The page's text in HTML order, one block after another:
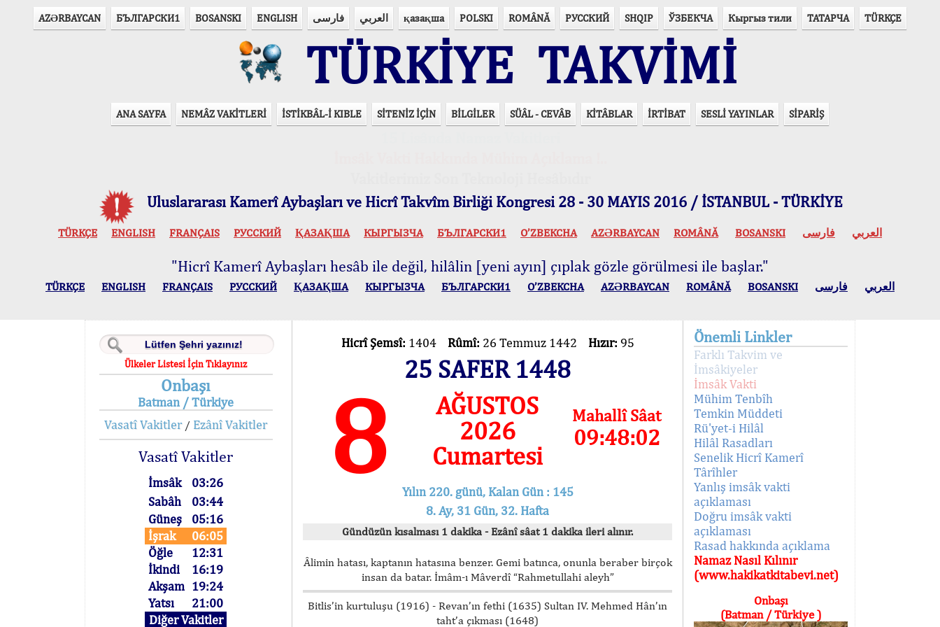
AZӘRBAYCAN БЪЛГАРСКИ1 BOSANSKI ENGLISH فارسی العربي қазақша POLSKI ROMÂNĂ РУССКИЙ SHQIP ЎЗБЕКЧА Кыргыз тили ТАТАРЧА TÜRKÇE
TÜRKİYE TAKVİMİ
ANA SAYFA NEMÂZ VAKİTLERİ İSTİKBÂL-İ KIBLE SİTENİZ İÇİN BİLGİLER SÜÂL - CEVÂB KİTÂBLAR İRTİBAT SESLİ YAYINLAR SİPARİŞ
Uluslararası Kamerî Aybaşları ve Hicrî Takvîm Birliği Kongresi 28 - 30 MAYIS 2016 / İSTANBUL - TÜRKİYE
TÜRKÇE ENGLISH FRANÇAIS РУССКИЙ ҚАЗАҚША КЫPГЫЗЧA БЪЛГАРСКИ1 O’ZBEKCHA AZӘRBAYCAN ROMÂNĂ BOSANSKI العربي فارسی
"Hicrî Kamerî Aybaşları hesâb ile değil, hilâlin [yeni ayın] çıplak gözle görülmesi ile başlar."
TÜRKÇE ENGLISH FRANÇAIS РУССКИЙ ҚАЗАҚША КЫPГЫЗЧA БЪЛГАРСКИ1 O’ZBEKCHA AZӘRBAYCAN ROMÂNĂ BOSANSKI العربي فارسی
Ülkeler Listesi İçin Tıklayınız
Onbaşı
Batman / Türkiye
Vasatî Vakitler/ Ezânî Vakitler
Vasatî Vakitler
İmsâk
03:26
Sabâh
03:44
Güneş
05:16
İşrak
06:05
Öğle
12:31
İkindi
16:19
Akşam 19:24
Yatsı
21:00
Diğer Vakitler
Hicrî Şemsî: 1404 Rûmî: 26 Temmuz 1442 Hızır: 95
25 SAFER 1448
8
AĞUSTOS
2026
Cumartesi
Mahallî Sâat
09:48:02
Yılın 220. günü, Kalan Gün : 145
8. Ay, 31 Gün, 32. Hafta
Gündüzün kısalması 1 dakika - Ezânî sâat 1 dakika ileri alınır.
Âlimin hatası, kaptanın hatasına benzer. Gemi batınca, onunla beraber birçok
insan da batar. İmâm-ı Mâverdî “Rahmetullahi aleyh”
Bitlis’in kurtuluşu (1916) - Revan’ın fethi (1635) Sultan IV. Mehmed Hân’ın
taht’a çıkması (1648)
Önemli Linkler
Farklı Takvim ve
İmsâkiyeler
İmsâk Vakti
Mühim Tenbîh
Temkin Müddeti
Rü'yet-i Hilâl
Hilâl Rasadları
Senelik Hicrî Kamerî
Târîhler
Yanlış imsâk vakti
açıklaması
Doğru imsâk vakti
açıklaması
Rasad hakkında açıklama
Namaz Nasıl Kılınır
(www.hakikatkitabevi.net)
Onbaşı
(Batman / Türkiye )